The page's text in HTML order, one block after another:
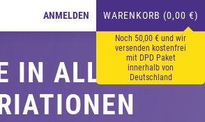
ANMELDEN WARENKORB (0,00 €)
Noch 50,00 € und wir
versenden kostenfrei
mit DPD Paket
innerhalb von
Deutschland
IN ALLEN